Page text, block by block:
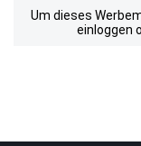
Um dieses
einloggen